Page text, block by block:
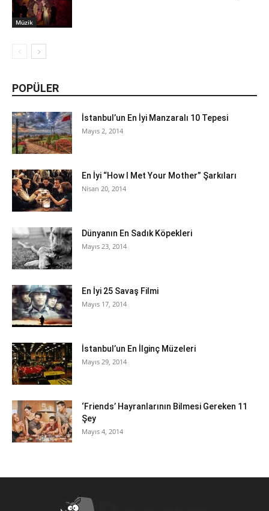
Müzik
POPÜLER
İstanbul’un En İyi Manzaralı 10 Tepesi
Mayıs 2, 2014
En İyi “How I Met Your Mother” Şarkıları
Nisan 20, 2014
Dünyanın En Sadık Köpekleri
Mayıs 23, 2014
En İyi 25 Savaş Filmi
Mayıs 17, 2014
İstanbul’un En İlginç Müzeleri
Mayıs 29, 2014
‘Friends’ Hayranlarının Bilmesi Gereken 11
Şey
Mayıs 4, 2014